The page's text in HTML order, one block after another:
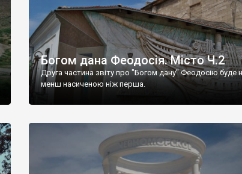
Богом дана Феодосія. Місто Ч.2
Друга частина звіту про "Богом дану" Феодосію буде
менш насиченою ніж перша.